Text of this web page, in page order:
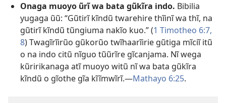
Onaga muoyo ũrĩ wa bata gũkĩra indo. Bibilia
yugaga ũũ: “Gũtirĩ kĩndũ twarehire thĩinĩ wa thĩ, na
gũtirĩ kĩndũ tũngiuma nakĩo kuo.” (1 Timotheo 6:7,
8) Twagĩrĩirũo gũkorũo twĩhaarĩirie gũtiga mĩciĩ itũ
o na indo citũ nĩguo tũũrĩre gĩcanjama. Nĩ wega
kũririkanaga atĩ muoyo witũ nĩ wa bata gũkĩra
kĩndũ o gĩothe gĩa kĩĩmwĩrĩ.—Mathayo 6:25.